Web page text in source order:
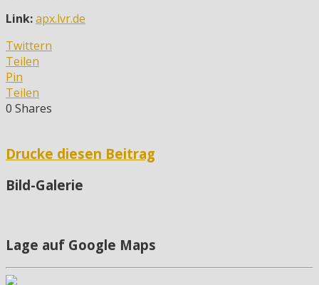
Link:apx.lvr.de
Twittern
Teilen
Pin
Teilen
0 Shares
Drucke diesen Beitrag
Bild-Galerie
Lage auf Google Maps